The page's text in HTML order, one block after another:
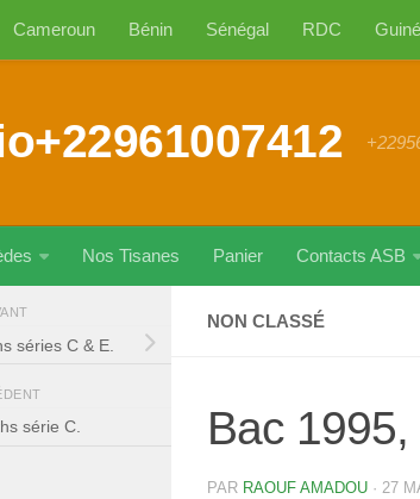
Cameroun Bénin Sénégal RDC
Nos Tisanes Panier Contacts ASB
NON CLASSÉ
Bac
PAR RAOUF AMADOU · 27
séries C & E.
série C.